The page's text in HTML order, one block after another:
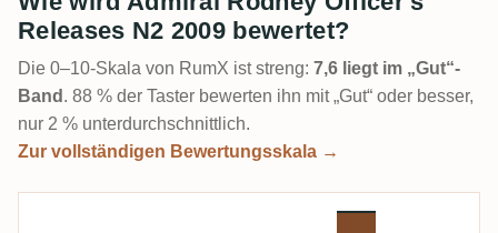
Releases N2 2009 bewertet?
Die 0–10-Skala von RumX ist streng: 7,6 liegt im „Gut“-
Band . 88 % der Taster bewerten ihn mit „Gut“ oder besser,
nur 2 % unterdurchschnittlich.
Zur vollständigen Bewertungsskala →